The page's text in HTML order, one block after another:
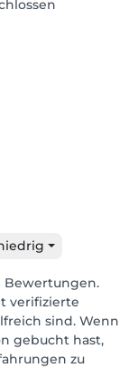
Bewertungen.
verifizierte
sind. Wenn
gebucht hast,
zu